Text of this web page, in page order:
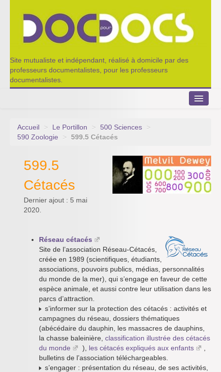
Site mutualiste et indépendant, réalisé à domicile par des
professeurs documentalistes, pour les professeurs
documentalistes.
Le Portillon
Qui sommes-nous ?
Accueil > Le Portillon > 500 Sciences
>
590 Zoologie
> 599.5 Cétacés
599.5
Cétacés
Dernier ajout : 5 mai
2020.
Réseau cétacés
Site de l’association Réseau-Cétacés,
créée en 1989 (scientifiques, étudiants,
associations, pouvoirs publics, médias, personnalités
du monde de la mer), qui s’engage en faveur de cette
espèce animale, et aussi contre leur utilisation dans les
parcs d’attraction.
s’informer sur la protection des cétacés : activités et
campagnes du réseau, dossiers thématiques
(abécédaire du dauphin, les massacres de dauphins,
la chasse baleinière, classification illustrée des cétacés
du monde
), les cétacés expliqués aux enfants
bulletins de l’association téléchargeables.
s’engager : présentation du réseau, de ses activités,